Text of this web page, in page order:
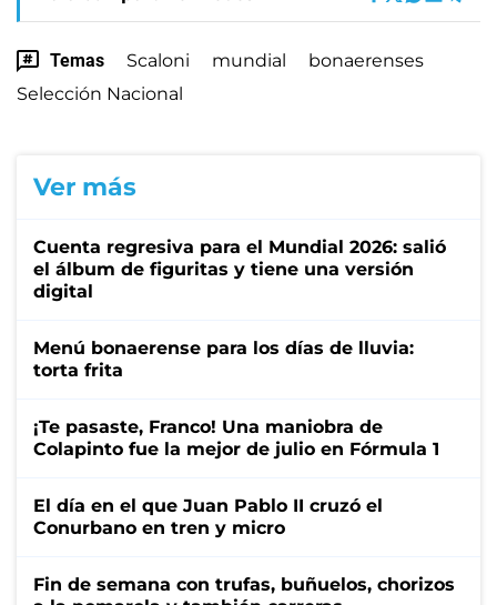
Temas Scaloni mundial
bonaerenses
Selección Nacional
Ver más
Cuenta regresiva para el Mundial 2026: salió
el álbum de figuritas y tiene una versión
digital
Menú bonaerense para los días de lluvia:
torta frita
¡Te pasaste, Franco! Una maniobra de
Colapinto fue la mejor de julio en Fórmula 1
El día en el que Juan Pablo II cruzó el
Conurbano en tren y micro
Fin de semana con trufas, buñuelos, chorizos